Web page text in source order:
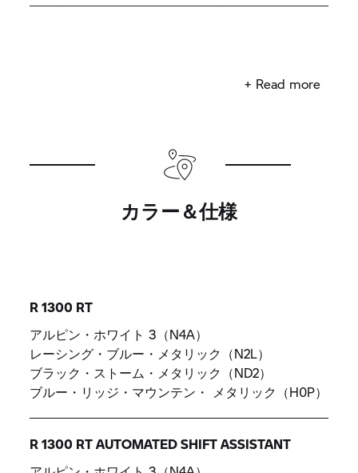
+ Read more
カラー＆仕様
R 1300 RT
アルピン・ホワイト 3（N4A）
レーシング・ブルー・メタリック（N2L）
ブラック・ストーム・メタリック（ND2）
ブルー・リッジ・マウンテン・ メタリック（H0P）
R 1300 RT AUTOMATED SHIFT ASSISTANT